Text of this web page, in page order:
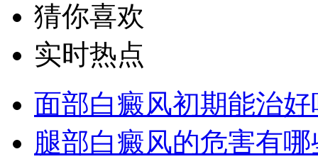
猜你喜欢
实时热点
面部白癜风初期能治好
腿部白癜风的危害有哪